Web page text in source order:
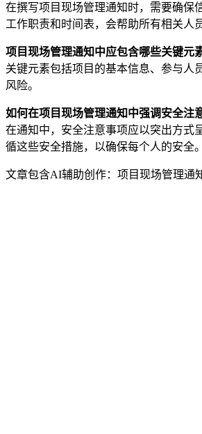
在撰写项目现场管理通知时，需要确保
工作职责和时间表，会帮助所有相关人
项目现场管理通知中应包含哪些关键元
关键元素包括项目的基本信息、参与人
风险。
如何在项目现场管理通知中强调安全注
在通知中，安全注意事项应以突出方式
循这些安全措施，以确保每个人的安全。
文章包含AI辅助创作：项目现场管理通